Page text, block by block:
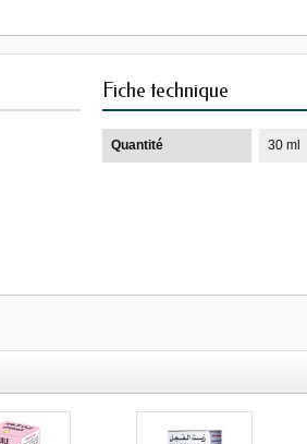
Fiche technique
Quantité 30 ml